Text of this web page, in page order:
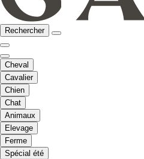
Rechercher
Cheval
Cavalier
Chien
Chat
Animaux
Elevage
Ferme
Spécial été